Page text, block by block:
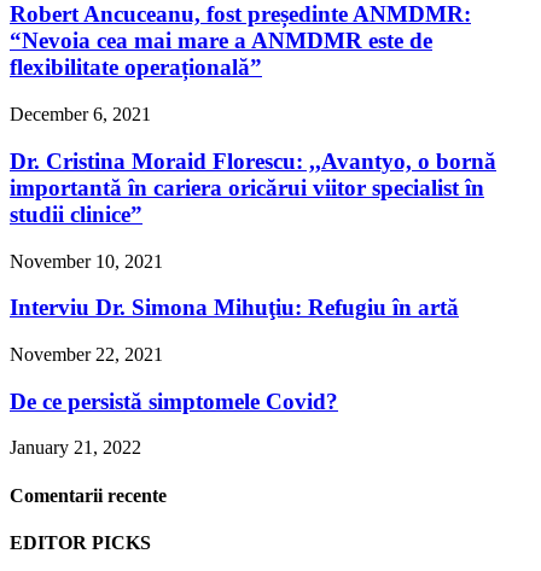
Robert Ancuceanu, fost președinte ANMDMR:
“Nevoia cea mai mare a ANMDMR este de
flexibilitate operațională”
December 6, 2021
Dr. Cristina Moraid Florescu: ,,Avantyo, o bornă
importantă în cariera oricărui viitor specialist în
studii clinice”
November 10, 2021
Interviu Dr. Simona Mihuţiu: Refugiu în artă
November 22, 2021
De ce persistă simptomele Covid?
January 21, 2022
Comentarii recente
EDITOR PICKS